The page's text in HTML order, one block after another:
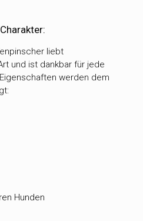
liebt
und ist dankbar für jede
werden dem
Hunden